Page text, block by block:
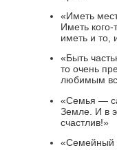
«Иметь
Иметь
иметь и то,
«Быть
то очень
любимым
«Семья —
Земле. И в
счастлив!»
«Семейный